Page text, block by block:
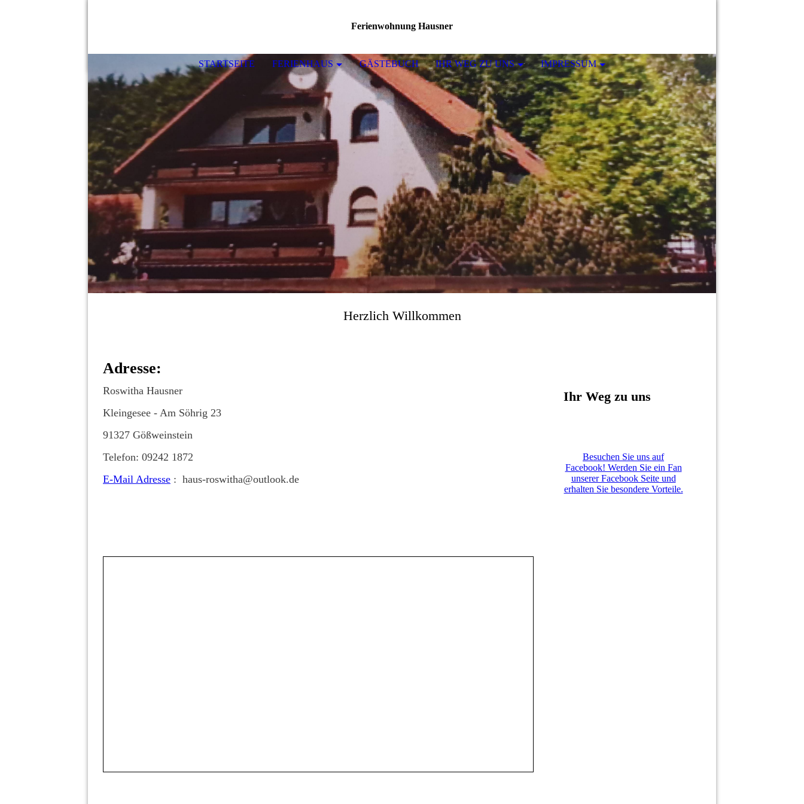
Ferienwohnung Hausner
STARTSEITE FERIENHAUS GÄSTEBUCH IHR WEG ZU UNS IMPRESSUM
Herzlich Willkommen
Adresse:
Roswitha Hausner
Kleingesee - Am Söhrig 23
91327 Gößweinstein
Telefon: 09242 1872
E-Mail Adresse : haus-roswitha@outlook.de
Ihr Weg zu uns
Besuchen Sie uns auf
Facebook! Werden Sie ein Fan
unserer Facebook Seite und
erhalten Sie besondere Vorteile.